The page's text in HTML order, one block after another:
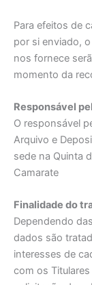
Para efeitos de
por si enviado,
nos fornece
momento da
Responsável
O responsável
Arquivo e
sede na Quinta
Camarate
Finalidade do
Dependendo
dados são
interesses de
com os